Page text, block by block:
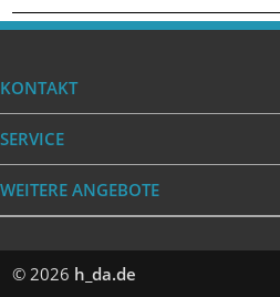
KONTAKT
SERVICE
WEITERE ANGEBOTE
© 2026 h_da.de